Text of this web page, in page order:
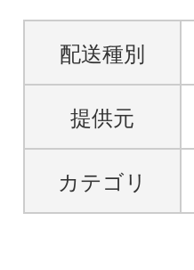
配送種別
提供元
カテゴリ